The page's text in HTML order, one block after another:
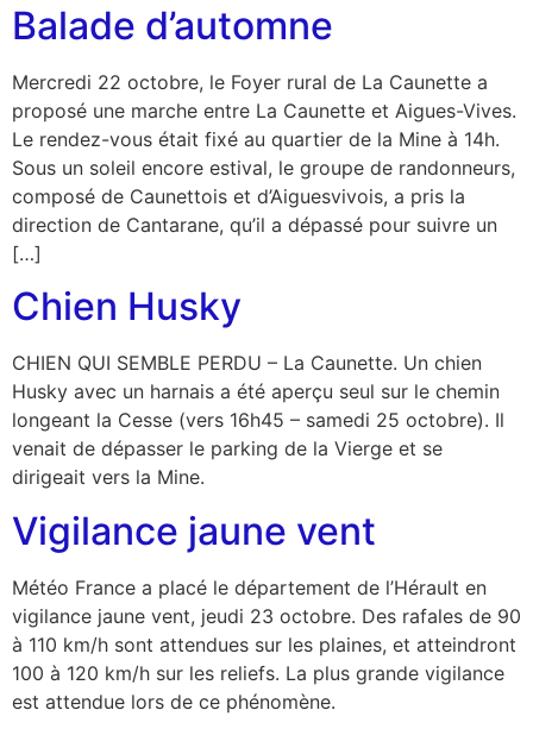
Balade d’automne
Mercredi 22 octobre, le Foyer rural de La Caunette a
proposé une marche entre La Caunette et Aigues-Vives.
Le rendez-vous était fixé au quartier de la Mine à 14h.
Sous un soleil encore estival, le groupe de randonneurs,
composé de Caunettois et d’Aiguesvivois, a pris la
direction de Cantarane, qu’il a dépassé pour suivre un
[…]
Chien Husky
CHIEN QUI SEMBLE PERDU – La Caunette. Un chien
Husky avec un harnais a été aperçu seul sur le chemin
longeant la Cesse (vers 16h45 – samedi 25 octobre). Il
venait de dépasser le parking de la Vierge et se
dirigeait vers la Mine.
Vigilance jaune vent
Météo France a placé le département de l’Hérault en
vigilance jaune vent, jeudi 23 octobre. Des rafales de 90
à 110 km/h sont attendues sur les plaines, et atteindront
100 à 120 km/h sur les reliefs. La plus grande vigilance
est attendue lors de ce phénomène.